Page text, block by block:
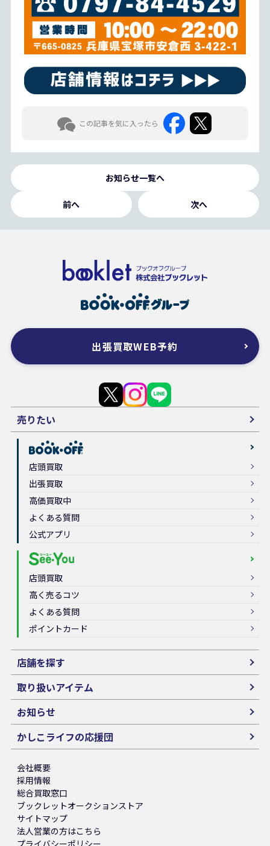
この記事を気に入ったら
お知らせ一覧へ
前へ 次へ
出張買取WEB予約
売りたい
店頭買取
出張買取
高価買取中
よくある質問
公式アプリ
店頭買取
高く売るコツ
よくある質問
ポイントカード
店舗を探す
取り扱いアイテム
お知らせ
かしこライフの応援団
会社概要
採用情報
総合買取窓口
ブックレットオークションストア
サイトマップ
法人営業の方はこちら
プライバシーポリシー